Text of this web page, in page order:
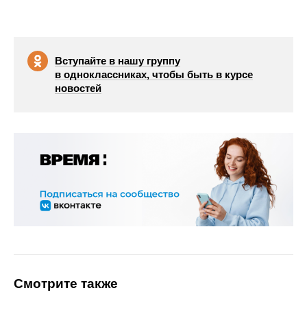
Вступайте в нашу группу
в одноклассниках, чтобы быть в курсе
новостей
Смотрите также